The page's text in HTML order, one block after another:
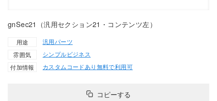
gnSec21（汎用セクション21・コンテンツ左）
用途
汎用パーツ
雰囲気
シンプルビジネス
付加情報
カスタムコードあり 無料で利用可
コピーする